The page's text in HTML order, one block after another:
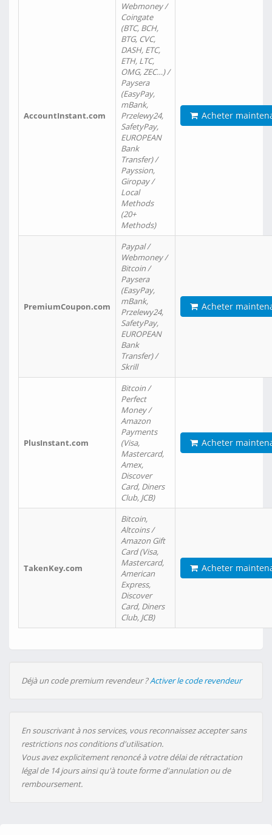
AccountInstant.com
Webmoney /
Coingate
(BTC, BCH,
BTG, CVC,
DASH, ETC,
ETH, LTC,
OMG, ZEC…) /
Paysera
(EasyPay,
mBank,
Przelewy24,
SafetyPay,
EUROPEAN
Bank
Transfer) /
Payssion,
Giropay /
Local
Methods
(20+
Methods)
Acheter
PremiumCoupon.com
Paypal /
Webmoney /
Bitcoin /
Paysera
(EasyPay,
mBank,
Przelewy24,
SafetyPay,
EUROPEAN
Bank
Transfer) /
Skrill
Acheter
PlusInstant.com
Bitcoin /
Perfect
Money /
Amazon
Payments
(Visa,
Mastercard,
Amex,
Discover
Card, Diners
Club, JCB)
Acheter
TakenKey.com
Bitcoin,
Altcoins /
Amazon Gift
Card (Visa,
Mastercard,
American
Express,
Discover
Card, Diners
Club, JCB)
Acheter
Déjà un code premium revendeur ?Activer le code revendeur
En souscrivant à nos services, vous reconnaissez accepter sans
restrictions nos conditions d'utilisation.
Vous avez explicitement renoncé à votre délai de rétractation
légal de 14 jours ainsi qu'à toute forme d'annulation ou de
remboursement.